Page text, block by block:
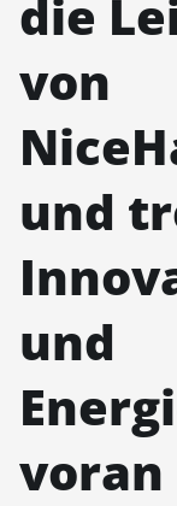
die
von
und
und
voran